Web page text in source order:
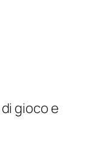
gioco e